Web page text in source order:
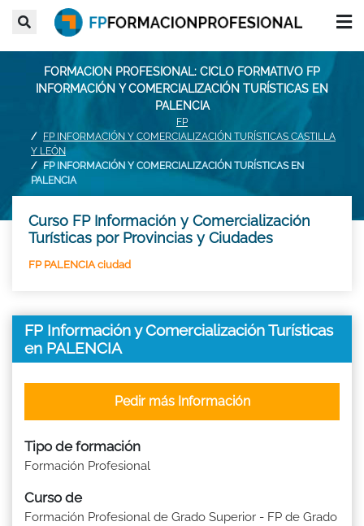
FORMACION PROFESIONAL: CICLO FORMATIVO FP
INFORMACIÓN Y COMERCIALIZACIÓN TURÍSTICAS EN
PALENCIA
FP
FP INFORMACIÓN Y COMERCIALIZACIÓN TURÍSTICAS CASTILLA
Y LEÓN
FP INFORMACIÓN Y COMERCIALIZACIÓN TURÍSTICAS EN
PALENCIA
Curso FP Información y Comercialización
Turísticas por Provincias y Ciudades
FP PALENCIA ciudad
FP Información y Comercialización Turísticas
en PALENCIA
Tipo de formación
Formación Profesional
Curso de
Formación Profesional de Grado Superior - FP de Grado
Pedir más Información